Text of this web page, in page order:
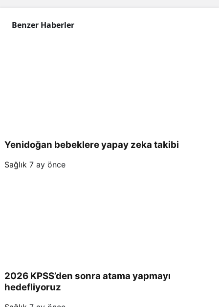
Benzer Haberler
Yenidoğan bebeklere yapay zeka takibi
Sağlık 7 ay önce
2026 KPSS’den sonra atama yapmayı
hedefliyoruz